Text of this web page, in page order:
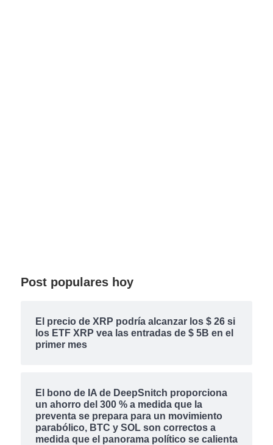
Post populares hoy
El precio de XRP podría alcanzar los $ 26 si
los ETF XRP vea las entradas de $ 5B en el
primer mes
El bono de IA de DeepSnitch proporciona
un ahorro del 300 % a medida que la
preventa se prepara para un movimiento
parabólico, BTC y SOL son correctos a
medida que el panorama político se calienta